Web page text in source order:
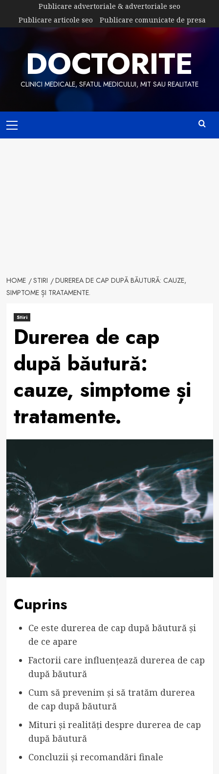
content
Publicare advertoriale & advertoriale seo
Publicare articole seo
Publicare comunicate de presa
DOCTORITE
CLINICI MEDICALE, SFATUL MEDICULUI, MIT SAU REALITATE
Menu
HOME STIRI
DUREREA DE CAP DUPĂ BĂUTURĂ: CAUZE,
SIMPTOME ȘI TRATAMENTE.
Stiri
Durerea de cap
după băutură:
cauze, simptome și
tratamente.
Cuprins
Ce este durerea de cap după băutură și
de ce apare
Factorii care influențează durerea de cap
după băutură
Cum să prevenim și să tratăm durerea
de cap după băutură
Mituri și realități despre durerea de cap
după băutură
Concluzii și recomandări finale